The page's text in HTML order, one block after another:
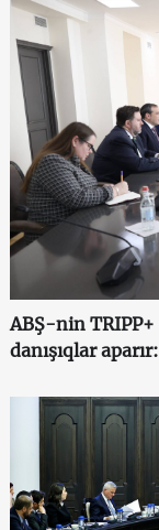
ABŞ-nin
danışıqlar